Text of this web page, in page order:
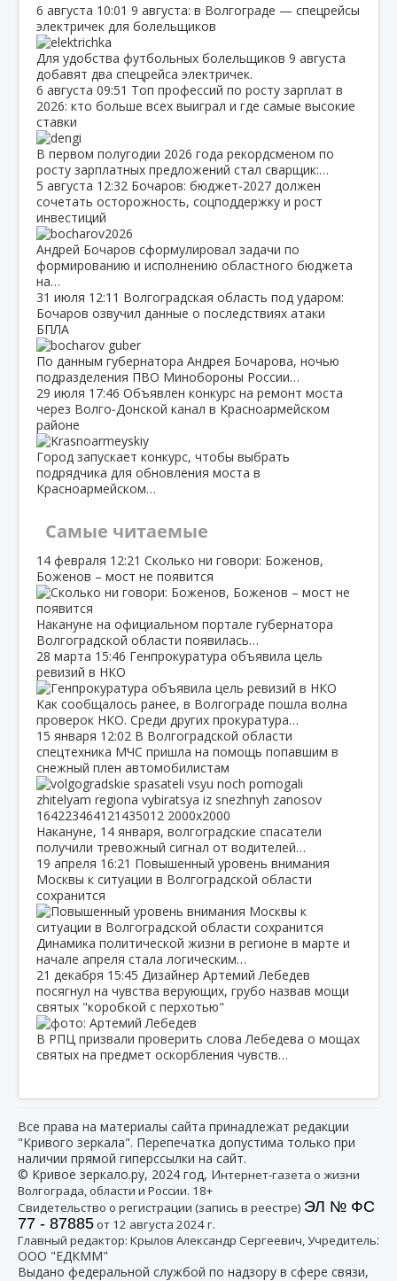
6 августа 10:01 9 августа: в Волгограде — спецрейсы
электричек для болельщиков
Для удобства футбольных болельщиков 9 августа
добавят два спецрейса электричек.
6 августа 09:51 Топ профессий по росту зарплат в
2026: кто больше всех выиграл и где самые высокие
ставки
В первом полугодии 2026 года рекордсменом по
росту зарплатных предложений стал сварщик:…
5 августа 12:32 Бочаров: бюджет‑2027 должен
сочетать осторожность, соцподдержку и рост
инвестиций
Андрей Бочаров сформулировал задачи по
формированию и исполнению областного бюджета
на…
31 июля 12:11 Волгоградская область под ударом:
Бочаров озвучил данные о последствиях атаки
БПЛА
По данным губернатора Андрея Бочарова, ночью
подразделения ПВО Минобороны России…
29 июля 17:46 Объявлен конкурс на ремонт моста
через Волго‑Донской канал в Красноармейском
районе
Город запускает конкурс, чтобы выбрать
подрядчика для обновления моста в
Красноармейском…
Самые читаемые
14 февраля 12:21 Сколько ни говори: Боженов,
Боженов – мост не появится
Накануне на официальном портале губернатора
Волгоградской области появилась…
28 марта 15:46 Генпрокуратура объявила цель
ревизий в НКО
Как сообщалось ранее, в Волгограде пошла волна
проверок НКО. Среди других прокуратура…
15 января 12:02 В Волгоградской области
спецтехника МЧС пришла на помощь попавшим в
снежный плен автомобилистам
Накануне, 14 января, волгоградские спасатели
получили тревожный сигнал от водителей…
19 апреля 16:21 Повышенный уровень внимания
Москвы к ситуации в Волгоградской области
сохранится
Динамика политической жизни в регионе в марте и
начале апреля стала логическим…
21 декабря 15:45 Дизайнер Артемий Лебедев
посягнул на чувства верующих, грубо назвав мощи
святых "коробкой с перхотью"
В РПЦ призвали проверить слова Лебедева о мощах
святых на предмет оскорбления чувств…
Все права на материалы сайта принадлежат редакции
"Кривого зеркала". Перепечатка допустима только при
наличии прямой гиперссылки на сайт.
© Кривое зеркало.ру, 2024 год, Интернет-газета о жизни
Волгограда, области и России. 18+
Свидетельство о регистрации (запись в реестре) ЭЛ № ФС
77 - 87885от 12 августа 2024 г.
Главный редактор: Крылов Александр Сергеевич, Учредитель:
ООО "ЕДКММ"
Выдано федеральной службой по надзору в сфере связи,